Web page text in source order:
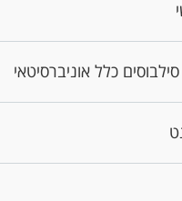
כלל אוניברסיטאי